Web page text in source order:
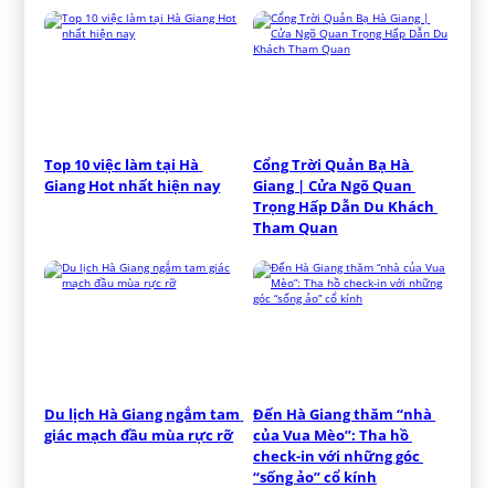
Top 10 việc làm tại Hà
Giang Hot nhất hiện nay
Cổng Trời Quản Bạ Hà
Giang | Cửa Ngõ Quan
Trọng Hấp Dẫn Du Khách
Tham Quan
Du lịch Hà Giang ngắm tam
giác mạch đầu mùa rực rỡ
Đến Hà Giang thăm “nhà
của Vua Mèo”: Tha hồ
check-in với những góc
“sống ảo” cổ kính